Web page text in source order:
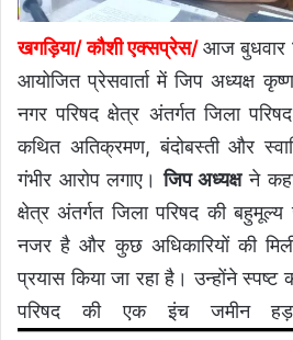
खगड़िया/ कौशी एक्सप्रेस/आज बुधवार
आयोजित प्रेसवार्ता में जिप अध्यक्ष
नगर परिषद क्षेत्र अंतर्गत जिला
कथित अतिक्रमण, बंदोबस्ती और
गंभीर आरोप लगाए।जिप अध्यक्षने कहा
क्षेत्र अंतर्गत जिला परिषद की
नजर है और कुछ अधिकारियों की
प्रयास किया जा रहा है। उन्होंने स्पष्ट
परिषद की एक इंच जमीन